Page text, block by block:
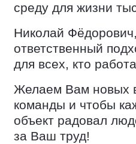
среду для жизни
Николай
ответственный
для всех, кто
Желаем Вам новых
команды и чтобы
объект радовал
за Ваш труд!